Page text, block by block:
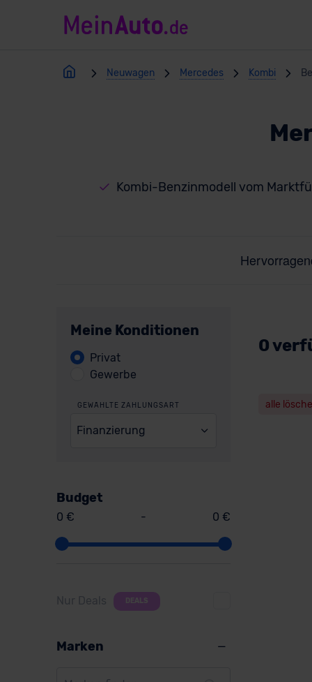
Neuwagen Mercedes Kombi
Kombi-Benzinmodell vom
Meine Konditionen
Privat
Gewerbe
GEWÄHLTE ZAHLUNGSART
Finanzierung
Budget
0 € - 0 €
Nur Deals DEALS
Marken
0
alle